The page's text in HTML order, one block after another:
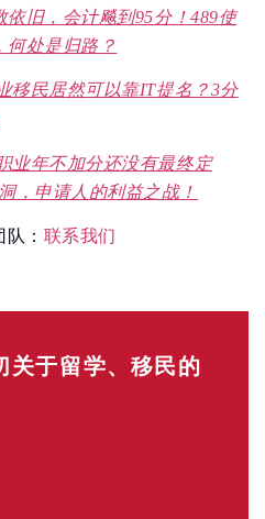
依旧，会计飚到95分！489使
何处是归路？
移民居然可以靠IT提名？3分
业年不加分还没有最终定
，申请人的利益之战！
： 联系我们
关于留学、移民的